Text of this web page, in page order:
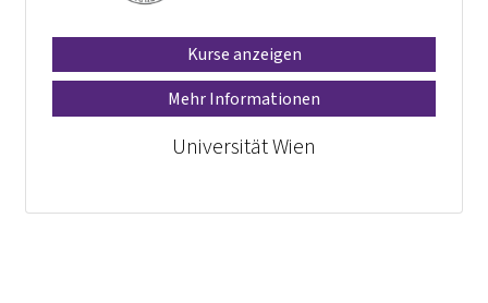
Kurse anzeigen
Mehr Informationen
Universität Wien